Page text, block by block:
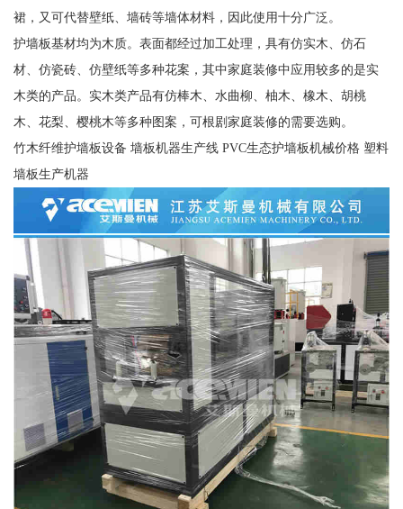
裙，又可代替壁纸、墙砖等墙体材料，因此使用十分广泛。
护墙板基材均为木质。表面都经过加工处理，具有仿实木、仿石
材、仿瓷砖、仿壁纸等多种花案，其中家庭装修中应用较多的是实
木类的产品。实木类产品有仿棒木、水曲柳、柚木、橡木、胡桃
木、花梨、樱桃木等多种图案，可根剧家庭装修的需要选购。
竹木纤维护墙板设备 墙板机器生产线 PVC生态护墙板机械价格 塑料
墙板生产机器